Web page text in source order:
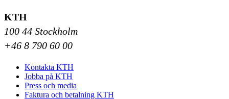
KTH
100 44 Stockholm
+46 8 790 60 00
Kontakta KTH
Jobba på KTH
Press och media
Faktura och betalning KTH